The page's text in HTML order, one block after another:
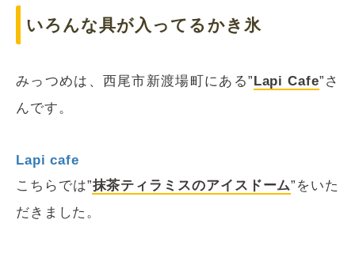
いろんな具が入ってるかき氷
みっつめは、西尾市新渡場町にある”Lapi Cafe”さ
んです。
Lapi cafe
こちらでは”抹茶ティラミスのアイスドーム”をいた
だきました。